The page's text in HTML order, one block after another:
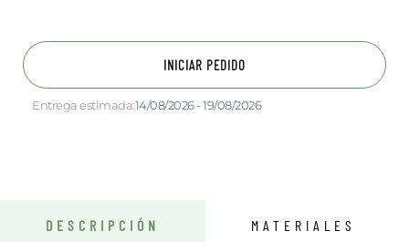
INICIAR PEDIDO
Entrega estimada:14/08/2026 - 19/08/2026
DESCRIPCIÓN MATERIALES